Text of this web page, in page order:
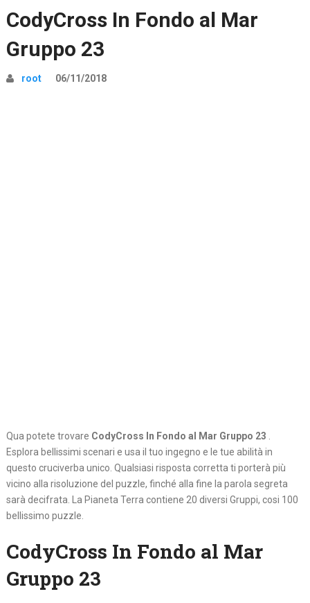
CodyCross In Fondo al Mar
Gruppo 23
root 06/11/2018
Qua potete trovare CodyCross In Fondo al Mar Gruppo 23 .
Esplora bellissimi scenari e usa il tuo ingegno e le tue abilità in
questo cruciverba unico. Qualsiasi risposta corretta ti porterà più
vicino alla risoluzione del puzzle, finché alla fine la parola segreta
sarà decifrata. La Pianeta Terra contiene 20 diversi Gruppi, cosi 100
bellissimo puzzle.
CodyCross In Fondo al Mar
Gruppo 23